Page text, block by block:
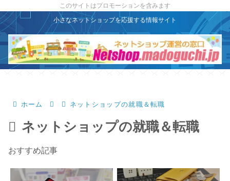
このサイトはプロモーションを含みます
小さなネットショップを応援する情報サイト
ホーム ネットショップの就職＆転職
ネットショップの就職＆転職
おすすめ記事